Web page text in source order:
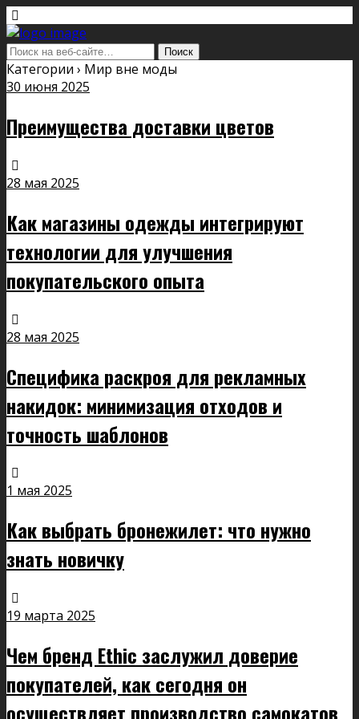
Категории › Мир вне моды
30 июня 2025
Преимущества доставки цветов
28 мая 2025
Как магазины одежды интегрируют
технологии для улучшения
покупательского опыта
28 мая 2025
Специфика раскроя для рекламных
накидок: минимизация отходов и
точность шаблонов
1 мая 2025
Как выбрать бронежилет: что нужно
знать новичку
19 марта 2025
Чем бренд Ethic заслужил доверие
покупателей, как сегодня он
осуществляет производство самокатов